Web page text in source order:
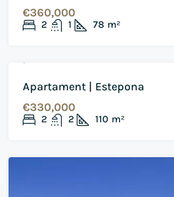
€360,000
2 1 78 m²
Apartament | Estepona
€330,000
2 2 110 m²